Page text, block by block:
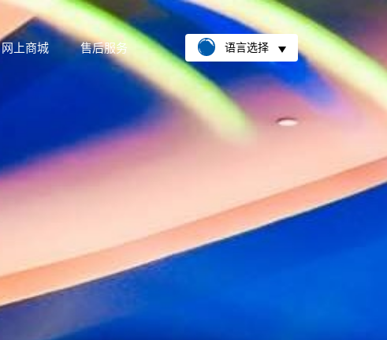
网上商城 售后服务 语言选择